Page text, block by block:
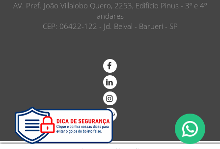
AV. Pref. João Villalobo Quero, 2253, Edifício Pinus - 3º e 4º
andares
CEP: 06422-122 - Jd. Belval - Barueri - SP
BLOG